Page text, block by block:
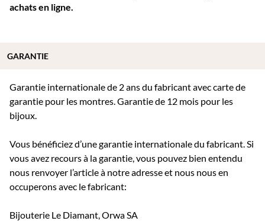
achats en ligne.
Garantie internationale de 2 ans du fabricant avec carte de
garantie pour les montres. Garantie de 12 mois pour les
bijoux.
Vous bénéficiez d’une garantie internationale du fabricant. Si
vous avez recours à la garantie, vous pouvez bien entendu
nous renvoyer l’article à notre adresse et nous nous en
occuperons avec le fabricant:
Bijouterie Le Diamant, Orwa SA
GARANTIE